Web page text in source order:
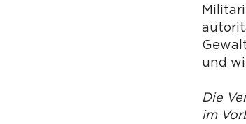
und
Die
im